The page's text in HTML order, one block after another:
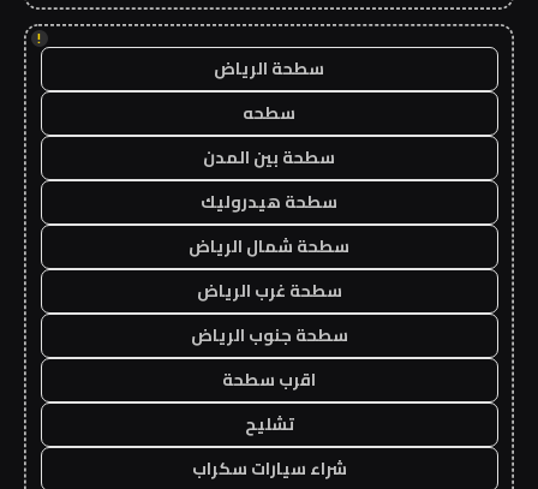
!
سطحة الرياض
سطحه
سطحة بين المدن
سطحة هيدروليك
سطحة شمال الرياض
سطحة غرب الرياض
سطحة جنوب الرياض
اقرب سطحة
تشليح
شراء سيارات سكراب